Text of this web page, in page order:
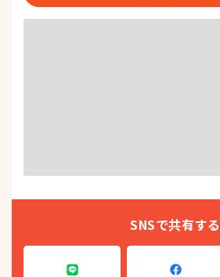
SNSで共有する